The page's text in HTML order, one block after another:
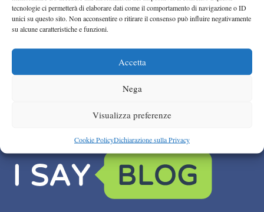
tecnologie ci permetterà di elaborare dati come il comportamento di navigazione o ID
unici su questo sito. Non acconsentire o ritirare il consenso può influire negativamente
su alcune caratteristiche e funzioni.
Accetta
Nega
Visualizza preferenze
Cookie PolicyDichiarazione sulla Privacy
Ufficiale l’arrivo degli stop lampeggianti
obbligatori in Italia
Peugeot